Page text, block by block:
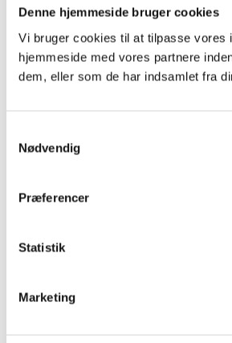
Denne hjemmeside bruger cookies
Vi bruger cookies til at tilpasse vores
hjemmeside med vores partnere
dem, eller som de har indsamlet fra
Nødvendig
Præferencer
Statistik
Marketing